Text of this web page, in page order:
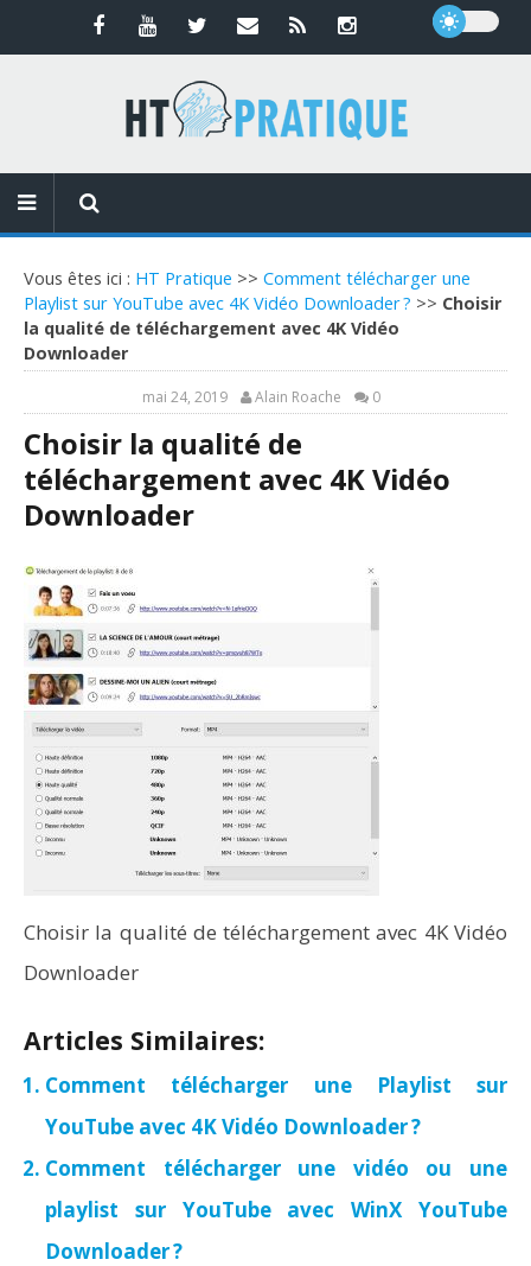
Vous êtes ici : HT Pratique >> Comment télécharger une
Playlist sur YouTube avec 4K Vidéo Downloader ? >> Choisir
la qualité de téléchargement avec 4K Vidéo
Downloader
mai 24, 2019 Alain Roache 0
Choisir la qualité de
téléchargement avec 4K Vidéo
Downloader
Choisir la qualité de téléchargement avec 4K Vidéo
Downloader
Articles Similaires:
Comment télécharger une Playlist sur
YouTube avec 4K Vidéo Downloader ?
Comment télécharger une vidéo ou une
playlist sur YouTube avec WinX YouTube
Downloader ?